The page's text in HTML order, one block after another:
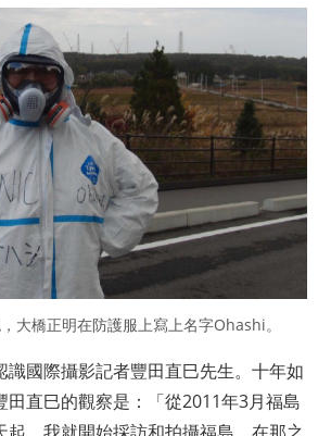
大橋正明在防護服上寫上名字Ohashi。
識國際攝影記者豐田直巳先生。十年如
田直巳的觀察是：「從2011年3月福島